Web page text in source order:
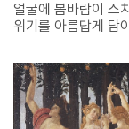
얼굴에 봄바람이 스
위기를 아름답게 담